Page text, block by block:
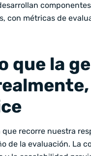
con métricas de
que la
que recorre nuestra
de la evaluación. La